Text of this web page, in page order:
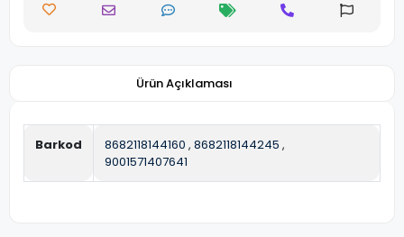
Ürün Açıklaması
Barkod 8682118144160 , 8682118144245 ,
9001571407641